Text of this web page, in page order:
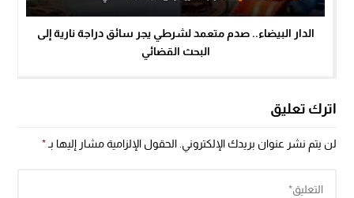
الدار البيضاء.. صدم متعمد لشرطي يجر سائق دراجة نارية إلى
البحث القضائي
اترك تعليق
لن يتم نشر عنوان بريدك الإلكتروني. الحقول الإلزامية مشار إليها بـ*